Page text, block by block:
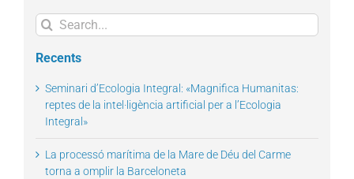
Search
for:
Recents
Seminari d’Ecologia Integral: «Magnifica Humanitas:
reptes de la intel·ligència artificial per a l’Ecologia
Integral»
La processó marítima de la Mare de Déu del Carme
torna a omplir la Barceloneta